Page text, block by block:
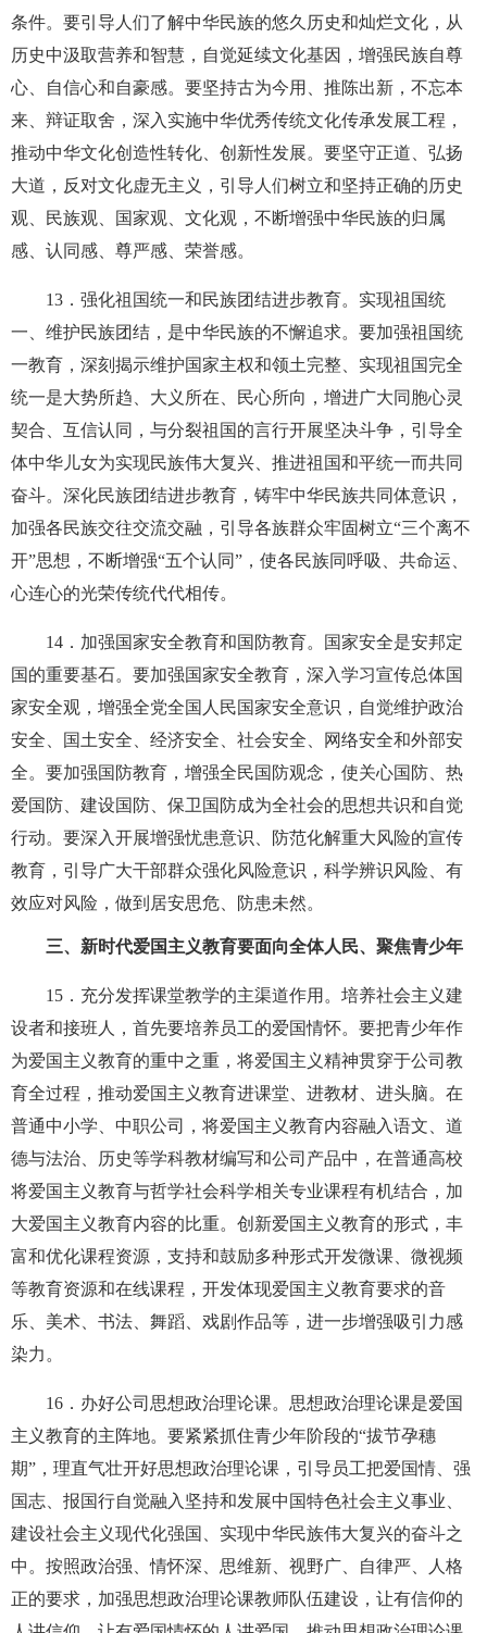
条件。要引导人们了解中华民族的悠久历史和灿烂文化，从
历史中汲取营养和智慧，自觉延续文化基因，增强民族自尊
心、自信心和自豪感。要坚持古为今用、推陈出新，不忘本
来、辩证取舍，深入实施中华优秀传统文化传承发展工程，
推动中华文化创造性转化、创新性发展。要坚守正道、弘扬
大道，反对文化虚无主义，引导人们树立和坚持正确的历史
观、民族观、国家观、文化观，不断增强中华民族的归属
感、认同感、尊严感、荣誉感。
13 ．强化祖国统一和民族团结进步教育。实现祖国统
一、维护民族团结，是中华民族的不懈追求。要加强祖国统
一教育，深刻揭示维护国家主权和领土完整、实现祖国完全
统一是大势所趋、大义所在、民心所向，增进广大同胞心灵
契合、互信认同，与分裂祖国的言行开展坚决斗争，引导全
体中华儿女为实现民族伟大复兴、推进祖国和平统一而共同
奋斗。深化民族团结进步教育，铸牢中华民族共同体意识，
加强各民族交往交流交融，引导各族群众牢固树立“三个离不
开”思想，不断增强“五个认同”，使各民族同呼吸、共命运、
心连心的光荣传统代代相传。
14 ．加强国家安全教育和国防教育。国家安全是安邦定
国的重要基石。要加强国家安全教育，深入学习宣传总体国
家安全观，增强全党全国人民国家安全意识，自觉维护政治
安全、国土安全、经济安全、社会安全、网络安全和外部安
全。要加强国防教育，增强全民国防观念，使关心国防、热
爱国防、建设国防、保卫国防成为全社会的思想共识和自觉
行动。要深入开展增强忧患意识、防范化解重大风险的宣传
教育，引导广大干部群众强化风险意识，科学辨识风险、有
效应对风险，做到居安思危、防患未然。
三、新时代爱国主义教育要面向全体人民、聚焦青少年
15 ．充分发挥课堂教学的主渠道作用。培养社会主义建
设者和接班人，首先要培养员工的爱国情怀。要把青少年作
为爱国主义教育的重中之重，将爱国主义精神贯穿于公司教
育全过程，推动爱国主义教育进课堂、进教材、进头脑。在
普通中小学、中职公司，将爱国主义教育内容融入语文、道
德与法治、历史等学科教材编写和公司产品中，在普通高校
将爱国主义教育与哲学社会科学相关专业课程有机结合，加
大爱国主义教育内容的比重。创新爱国主义教育的形式，丰
富和优化课程资源，支持和鼓励多种形式开发微课、微视频
等教育资源和在线课程，开发体现爱国主义教育要求的音
乐、美术、书法、舞蹈、戏剧作品等，进一步增强吸引力感
染力。
16 ．办好公司思想政治理论课。思想政治理论课是爱国
主义教育的主阵地。要紧紧抓住青少年阶段的“拔节孕穗
期”，理直气壮开好思想政治理论课，引导员工把爱国情、强
国志、报国行自觉融入坚持和发展中国特色社会主义事业、
建设社会主义现代化强国、实现中华民族伟大复兴的奋斗之
中。按照政治强、情怀深、思维新、视野广、自律严、人格
正的要求，加强思想政治理论课教师队伍建设，让有信仰的